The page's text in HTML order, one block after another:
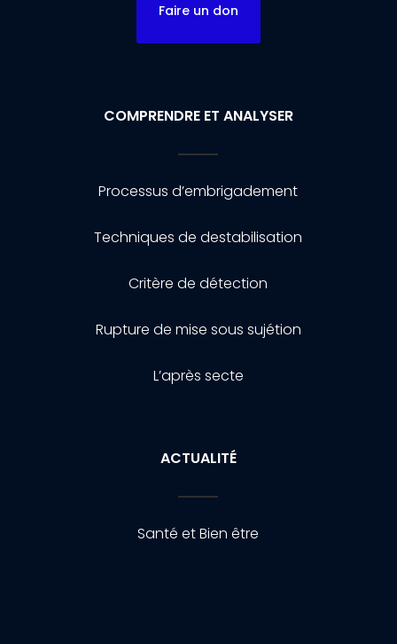
Faire un don
COMPRENDRE ET ANALYSER
Processus d’embrigadement
Techniques de destabilisation
Critère de détection
Rupture de mise sous sujétion
L’après secte
ACTUALITÉ
Santé et Bien être